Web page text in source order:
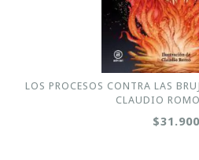
LOS PROCESOS CONTRA LAS
CLAUDIO
$31.900